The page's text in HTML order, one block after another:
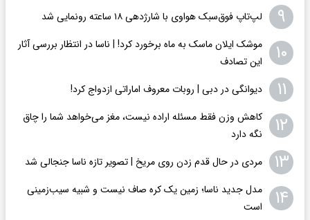
۹ لپ‌تاپ فوق‌سبک هواوی با شارژدهی ۱۸ ساعته رونمایی شد
۱۰
موشک ایلان ماسک به ماه برخورد کرد! | ناسا در انتظار بررسی آثار
این تصادف
۱۱ دیوانگی در دبی | روبات معروف اماراتی ازدواج کرد!
۱۲
کاهش وزن فقط مسئله اراده نیست، مغز می‌خواهد شما را چاق
نگه دارد
۱۳ مردی در حال قدم زدن روی مریخ | تصویر تازه ناسا جنجالی شد
۱۴
مدل جدید ناسا؛ زمین یک کره‌ صاف نیست و شبیه سیب‌زمینی
است